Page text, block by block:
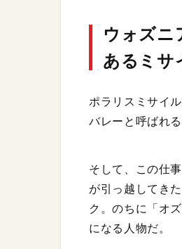
ウォズニ
あるミサ
ポラリスミサイ
バレーと呼ばれ
そして、この仕
が引っ越してき
ク。のちに「オ
になる人物だ。